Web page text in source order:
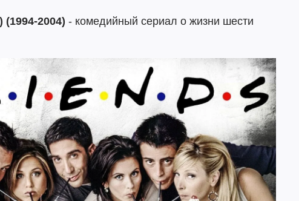
2004) - комедийный сериал о жизни шести